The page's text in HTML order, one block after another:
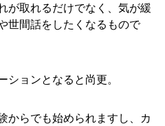
が取れるだけでなく、気が緩
世間話をしたくなるもので
ョンとなると尚更。
からでも始められますし、カ